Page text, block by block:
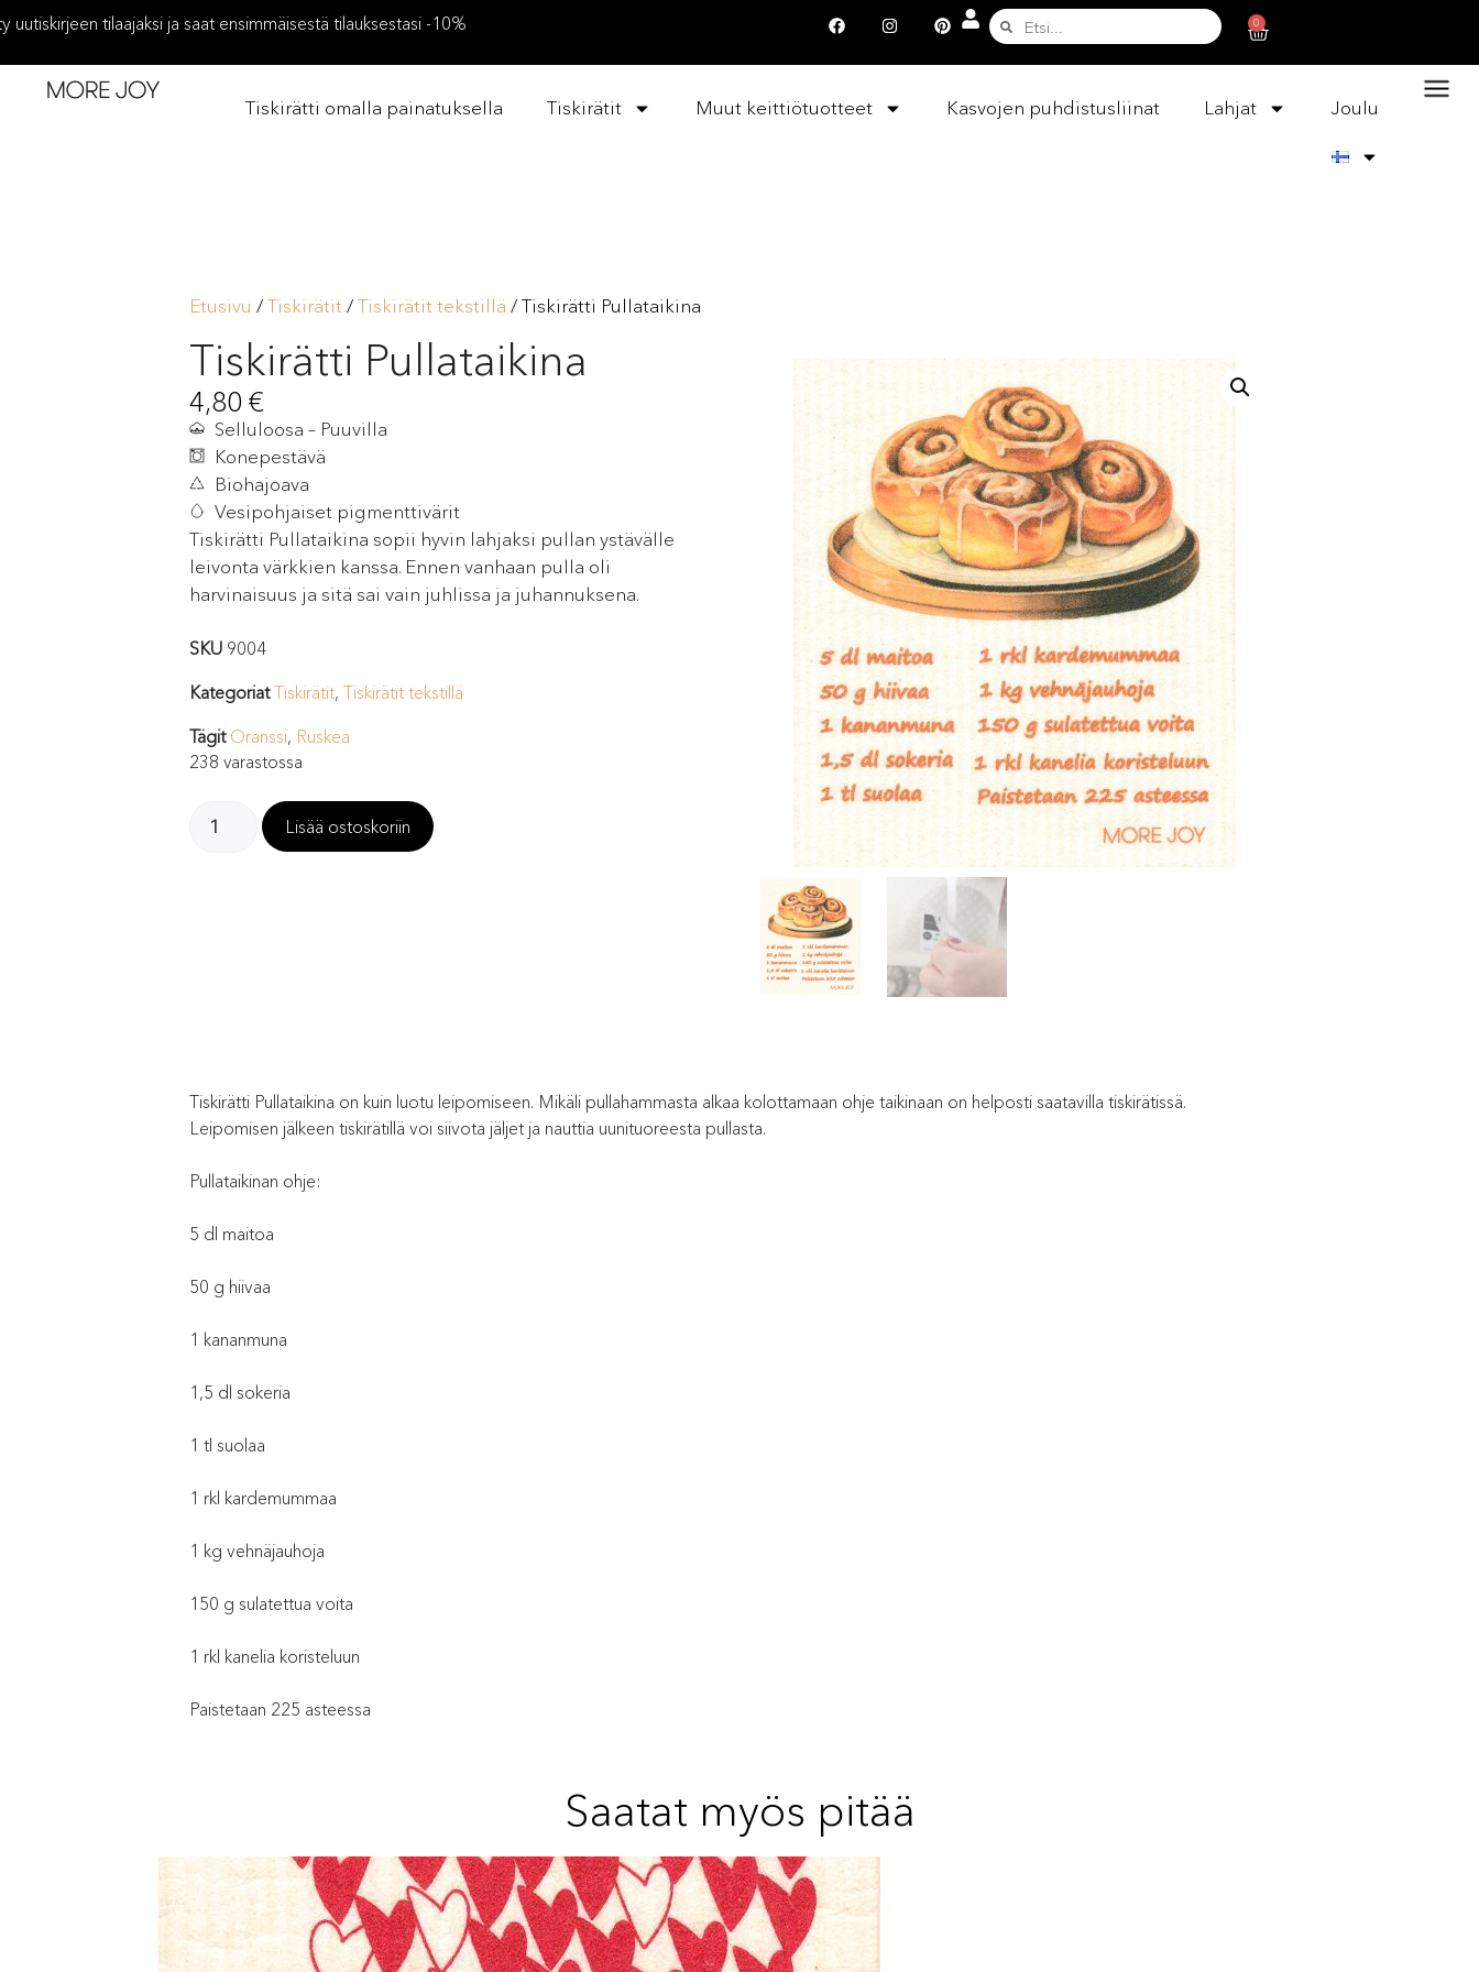
0
uutiskirjeen tilaajaksi ja saat ensimmäisestä tilauksestasi -10%
Tiskirätti omalla painatuksella Tiskirätit Muut keittiötuotteet Kasvojen puhdistusliinat Lahjat Joulu
Etusivu /Tiskirätit/Tiskirätit tekstillä / Tiskirätti Pullataikina
Tiskirätti Pullataikina
4,80 €
Selluloosa – Puuvilla
Konepestävä
Biohajoava
Vesipohjaiset pigmenttivärit
Tiskirätti Pullataikina sopii hyvin lahjaksi pullan ystävälle
leivonta värkkien kanssa. Ennen vanhaan pulla oli
harvinaisuus ja sitä sai vain juhlissa ja juhannuksena.
SKU 9004
Kategoriat Tiskirätit, Tiskirätit tekstillä
Tägit Oranssi, Ruskea
238 varastossa
Lisää ostoskoriin
Tiskirätti Pullataikina on kuin luotu leipomiseen. Mikäli pullahammasta alkaa kolottamaan ohje taikinaan on helposti saatavilla tiskirätissä.
Leipomisen jälkeen tiskirätillä voi siivota jäljet ja nauttia uunituoreesta pullasta.
Pullataikinan ohje:
5 dl maitoa
50 g hiivaa
1 kananmuna
1,5 dl sokeria
1 tl suolaa
1 rkl kardemummaa
1 kg vehnäjauhoja
150 g sulatettua voita
1 rkl kanelia koristeluun
Paistetaan 225 asteessa
Saatat myös pitää